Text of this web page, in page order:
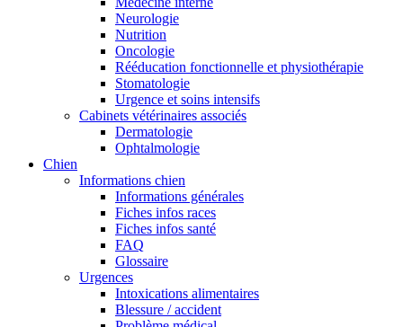
Neurologie
Nutrition
Oncologie
Rééducation fonctionnelle et physiothérapie
Stomatologie
Urgence et soins intensifs
Cabinets vétérinaires associés
Dermatologie
Ophtalmologie
Chien
Informations chien
Informations générales
Fiches infos races
Fiches infos santé
FAQ
Glossaire
Urgences
Intoxications alimentaires
Blessure / accident